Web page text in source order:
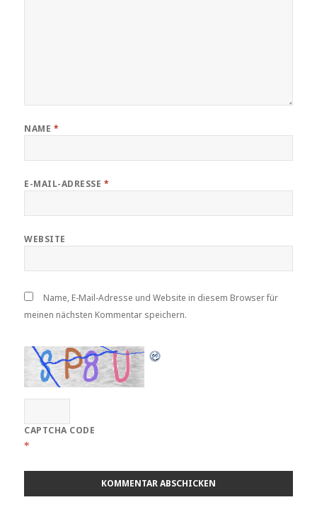
NAME *
E-MAIL-ADRESSE *
WEBSITE
Name, E-Mail-Adresse und Website in diesem Browser für
meinen nächsten Kommentar speichern.
CAPTCHA CODE
*